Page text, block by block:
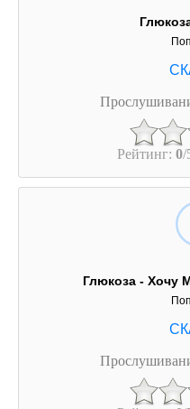
Рейтинг: 0/
Глюкоза - Хочу